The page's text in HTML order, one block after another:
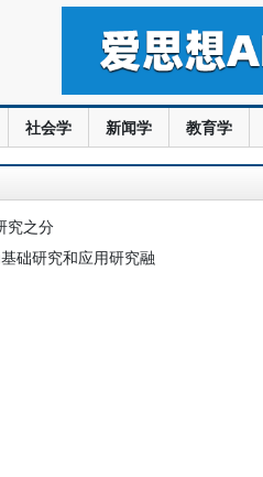
社会学 新闻学 教育学
究之分
础研究和应用研究融